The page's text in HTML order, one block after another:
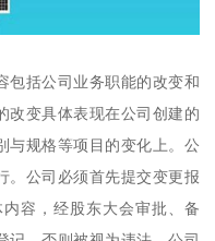
包括公司业务职能的改变和
改变具体表现在公司创建的
与规格等项目的变化上。公
。公司必须首先提交变更报
容，经股东大会审批、备